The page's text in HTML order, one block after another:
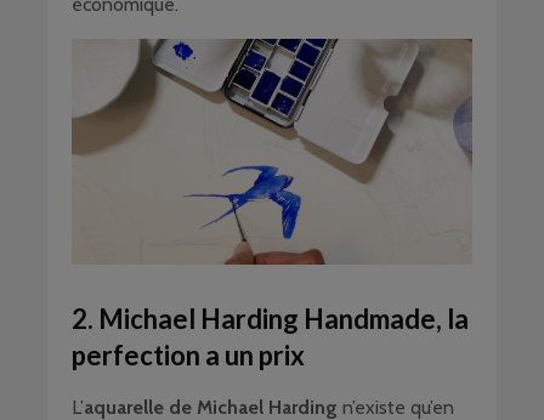
2. Michael Harding Handmade, la
perfection a un prix
L’aquarelle de Michael Harding n’existe qu’en